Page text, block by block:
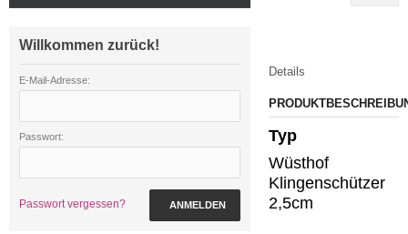
Details
Typ
Wüsthof
Klingenschützer
2,5cm
Willkommen zurück!
E-Mail-Adresse:
Passwort:
Passwort vergessen? ANMELDEN